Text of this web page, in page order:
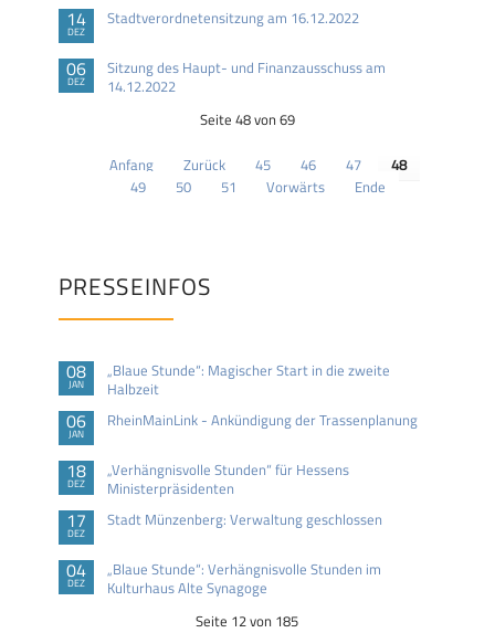
14
DEZ
Stadtverordnetensitzung am 16.12.2022
06
DEZ
Sitzung des Haupt- und Finanzausschuss am
14.12.2022
Seite 48 von 69
Anfang Zurück 45 46 47
48
49
50 51 Vorwärts Ende
PRESSEINFOS
08
JAN
„Blaue Stunde“: Magischer Start in die zweite
Halbzeit
06
JAN
RheinMainLink - Ankündigung der Trassenplanung
18
DEZ
„Verhängnisvolle Stunden“ für Hessens
Ministerpräsidenten
17
DEZ
Stadt Münzenberg: Verwaltung geschlossen
04
DEZ
„Blaue Stunde“: Verhängnisvolle Stunden im
Kulturhaus Alte Synagoge
Seite 12 von 185